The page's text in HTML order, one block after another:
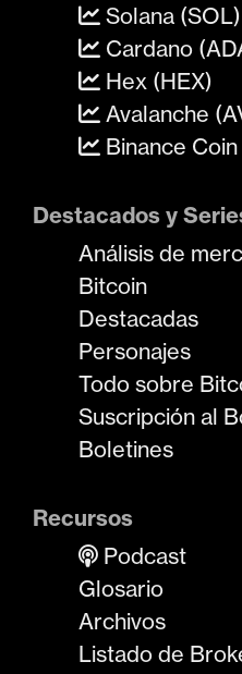
Solana (SOL)
Cardano
Hex (HEX)
Avalanche
Binance
Destacados y
Análisis de
Bitcoin
Destacadas
Personajes
Todo sobre
Suscripción al
Boletines
Recursos
Podcast
Glosario
Archivos
Listado de